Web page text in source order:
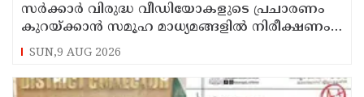
സര്‍ക്കാര്‍ വിരുദ്ധ വീഡിയോകളുടെ പ്രചാരണം
കുറയ്ക്കാന്‍ സമൂഹ മാധ്യമങ്ങളില്‍ നിരീക്ഷണം
ശക്തമാക്കി കേന്ദ്രം
SUN,9 AUG 2026